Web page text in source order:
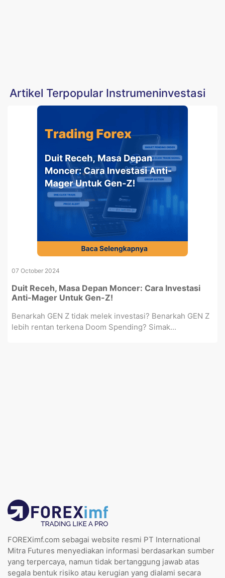
Artikel Terpopular Instrumeninvestasi
07 October 2024
Duit Receh, Masa Depan Moncer: Cara Investasi
Anti-Mager Untuk Gen-Z!
Benarkah GEN Z tidak melek investasi? Benarkah GEN Z
lebih rentan terkena Doom Spending? Simak...
FOREXimf.com sebagai website resmi PT International
Mitra Futures menyediakan informasi berdasarkan sumber
yang terpercaya, namun tidak bertanggung jawab atas
segala bentuk risiko atau kerugian yang dialami secara